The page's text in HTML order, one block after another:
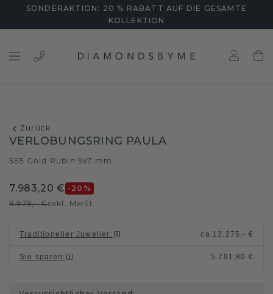
SONDERAKTION: 20 % RABATT AUF DIE GESAMTE
KOLLEKTION
Zurück
VERLOBUNGSRING PAULA
585 Gold Rubin 9x7 mm
7.983,20 € -20 %
9.979,- €exkl. MwSt
Traditioneller Juwelier : ca. 13.275,- €
Sie sparen : 5.291,80 €